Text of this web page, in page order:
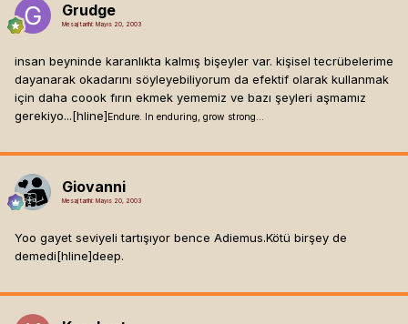
Grudge
Mesaj tarihi: Mayıs 20, 2003
insan beyninde karanlıkta kalmış bişeyler var. kişisel tecrübelerime
dayanarak okadarını söyleyebiliyorum da efektif olarak kullanmak
için daha coook fırın ekmek yememiz ve bazı şeyleri aşmamız
gerekiyo...[hline] Endure. In enduring, grow strong...
Giovanni
Mesaj tarihi: Mayıs 20, 2003
Yoo gayet seviyeli tartışıyor bence Adiemus.Kötü birşey de
demedi[hline]deep.